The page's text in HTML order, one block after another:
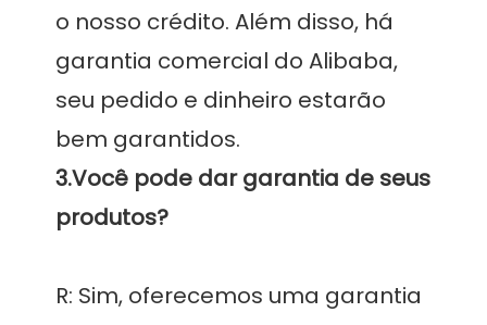
o nosso crédito. Além disso, há
garantia comercial do Alibaba,
seu pedido e dinheiro estarão
3.Você pode dar garantia de seus
R: Sim, oferecemos uma garantia